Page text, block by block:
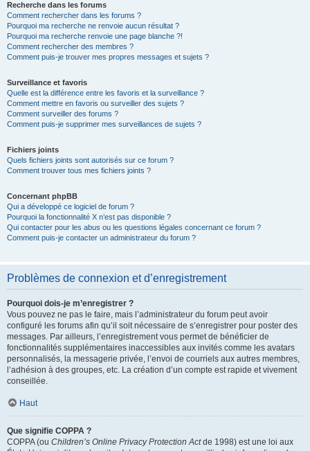
Recherche dans les forums
Comment rechercher dans les forums ?
Pourquoi ma recherche ne renvoie aucun résultat ?
Pourquoi ma recherche renvoie une page blanche ?!
Comment rechercher des membres ?
Comment puis-je trouver mes propres messages et sujets ?
Surveillance et favoris
Quelle est la différence entre les favoris et la surveillance ?
Comment mettre en favoris ou surveiller des sujets ?
Comment surveiller des forums ?
Comment puis-je supprimer mes surveillances de sujets ?
Fichiers joints
Quels fichiers joints sont autorisés sur ce forum ?
Comment trouver tous mes fichiers joints ?
Concernant phpBB
Qui a développé ce logiciel de forum ?
Pourquoi la fonctionnalité X n’est pas disponible ?
Qui contacter pour les abus ou les questions légales concernant ce forum ?
Comment puis-je contacter un administrateur du forum ?
Problèmes de connexion et d’enregistrement
Pourquoi dois-je m’enregistrer ?
Vous pouvez ne pas le faire, mais l’administrateur du forum peut avoir
configuré les forums afin qu’il soit nécessaire de s’enregistrer pour poster des
messages. Par ailleurs, l’enregistrement vous permet de bénéficier de
fonctionnalités supplémentaires inaccessibles aux invités comme les avatars
personnalisés, la messagerie privée, l’envoi de courriels aux autres membres,
l’adhésion à des groupes, etc. La création d’un compte est rapide et vivement
conseillée.
Haut
Que signifie COPPA ?
COPPA (ou Children’s Online Privacy Protection Actde 1998) est une loi aux